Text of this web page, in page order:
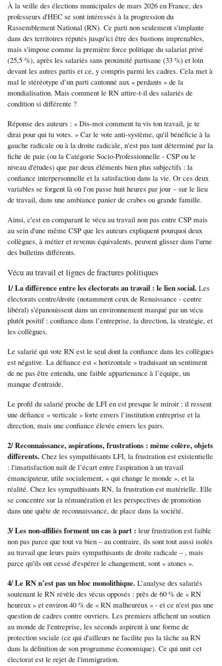
À la veille des élections municipales de mars 2026 en France, des
professeurs d'HEC se sont intéressés à la progression du
Rassemblement National (RN). Ce parti non seulement s'implante
dans des territoires réputés jusqu'ici être des bastions imprenables,
mais s'impose comme la première force politique du salariat privé
(25,5 %), après les salariés sans proximité partisane (33 %) et loin
devant les autres partis et ce, y compris parmi les cadres. Cela met à
mal le stéréotype d’un parti cantonné aux « perdants » de la
mondialisation. Mais comment le RN attire-t-il des salariés de
condition si différente ?
Réponse des auteurs : « Dis-moi comment tu vis ton travail, je te
dirai pour qui tu votes. » Car le vote anti-système, qu'il bénéficie à la
gauche radicale ou à la droite radicale, n'est pas tant déterminé par la
fiche de paie (ou la Catégorie Socio-Professionnelle - CSP ou le
niveau d'études) que par deux éléments bien plus subjectifs : la
confiance interpersonnelle et la satisfaction dans la vie. Or ces deux
variables se forgent là où l'on passe huit heures par jour – sur le lieu
de travail, dans une ambiance panier de crabes ou grande famille.
Ainsi, c'est en comparant le vécu au travail non pas entre CSP mais
au sein d'une même CSP que les auteurs expliquent pourquoi deux
collègues, à métier et revenus équivalents, peuvent glisser dans l'urne
des bulletins différents.
Vécu au travail et lignes de fractures politiques
1/ La différence entre les électorats au travail : le lien social. Les
électorats centre/droite (notamment ceux de Renaissance - centre
libéral) s'épanouissent dans un environnement marqué par un vécu
plutôt positif : confiance dans l’entreprise, la direction, la stratégie, et
les collègues.
Le salarié qui vote RN est le seul dont la confiance dans les collègues
est négative. La défiance est « horizontale » traduisant un sentiment
de ne pas être entendu, une faible appartenance à l’équipe, un
manque d'entraide.
Le profil du salarié proche de LFI en est presque le miroir : il ressent
une défiance « verticale » forte envers l’institution entreprise et la
direction, mais une confiance élevée envers les pairs.
2/ Reconnaissance, aspirations, frustrations : même colère, objets
différents. Chez les sympathisants LFI, la frustration est existentielle
: l'insatisfaction naît de l’écart entre l'aspiration à un travail
émancipateur, utile socialement, « qui change le monde », et la
réalité. Chez les sympathisants RN, la frustration est matérielle. Elle
se concentre sur la rémunération et les perspectives de promotion
dans une quête de reconnaissance, de place dans la société.
3/ Les non-affiliés forment un cas à part : leur frustration est faible
non pas parce que tout va bien – au contraire, ils sont tout aussi isolés
au travail que leurs pairs sympathisants de droite radicale – , mais
parce qu'ils ont cessé d'espérer le changement, sont « atones ».
4/ Le RN n’est pas un bloc monolithique. L’analyse des salariés
soutenant le RN révèle des vécus opposés : près de 60 % de « RN
heureux » et environ 40 % de « RN malheureux » - et ce n'est pas une
question de cadres contre ouvriers. Les premiers affichent un soutien
au monde de l'entreprise, les seconds aspirent à une forme de
protection sociale (ce qui d'ailleurs ne facilite pas la tâche au RN
dans la définition de son programme économique). Ce qui unit cet
électorat est le rejet de l'immigration.